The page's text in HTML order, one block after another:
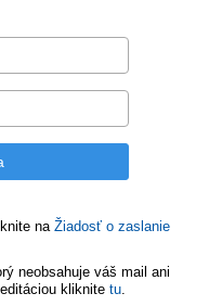
naŽiadosť o zaslanie
neobsahuje váš mail ani
kliknite tu.